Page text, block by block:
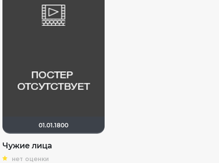
01.01.1800
Чужие лица
нет оценки